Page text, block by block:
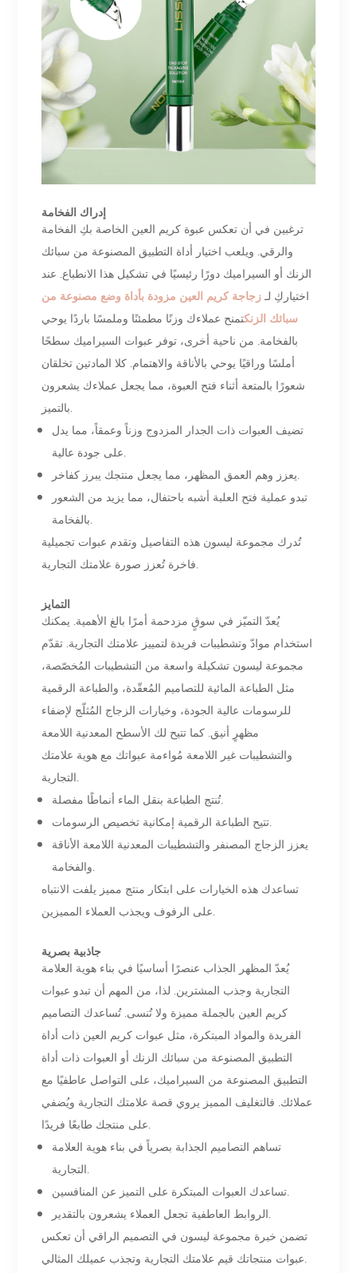
إدراك الفخامة
ترغبين في أن تعكس عبوة كريم العين الخاصة بكِ الفخامة
والرقي. ويلعب اختيار أداة التطبيق المصنوعة من سبائك
الزنك أو السيراميك دورًا رئيسيًا في تشكيل هذا الانطباع. عند
اختياركِ لـزجاجة كريم العين مزودة بأداة وضع مصنوعة من
سبائك الزنكتمنح عملاءك وزنًا مطمئنًا وملمسًا باردًا يوحي
بالفخامة. من ناحية أخرى، توفر عبوات السيراميك سطحًا
أملسًا وراقيًا يوحي بالأناقة والاهتمام. كلا المادتين تخلقان
شعورًا بالمتعة أثناء فتح العبوة، مما يجعل عملاءك يشعرون
بالتميز.
تضيف العبوات ذات الجدار المزدوج وزناً وعمقاً، مما يدل
على جودة عالية.
يعزز وهم العمق المظهر، مما يجعل منتجك يبرز كفاخر.
تبدو عملية فتح العلبة أشبه باحتفال، مما يزيد من الشعور
بالفخامة.
تُدرك مجموعة ليسون هذه التفاصيل وتقدم عبوات تجميلية
فاخرة تُعزز صورة علامتك التجارية.
التمايز
يُعدّ التميّز في سوقٍ مزدحمة أمرًا بالغ الأهمية. يمكنك
استخدام موادّ وتشطيبات فريدة لتمييز علامتك التجارية. تقدّم
مجموعة ليسون تشكيلة واسعة من التشطيبات المُخصّصة،
مثل الطباعة المائية للتصاميم المُعقّدة، والطباعة الرقمية
للرسومات عالية الجودة، وخيارات الزجاج المُثلّج لإضفاء
مظهرٍ أنيق. كما تتيح لك الأسطح المعدنية اللامعة
والتشطيبات غير اللامعة مُواءمة عبواتك مع هوية علامتك
التجارية.
تُنتج الطباعة بنقل الماء أنماطًا مفصلة.
تتيح الطباعة الرقمية إمكانية تخصيص الرسومات.
يعزز الزجاج المصنفر والتشطيبات المعدنية اللامعة الأناقة
والفخامة.
تساعدك هذه الخيارات على ابتكار منتج مميز يلفت الانتباه
على الرفوف ويجذب العملاء المميزين.
جاذبية بصرية
يُعدّ المظهر الجذاب عنصرًا أساسيًا في بناء هوية العلامة
التجارية وجذب المشترين. لذا، من المهم أن تبدو عبوات
كريم العين بالجملة مميزة ولا تُنسى. تُساعدك التصاميم
الفريدة والمواد المبتكرة، مثل عبوات كريم العين ذات أداة
التطبيق المصنوعة من سبائك الزنك أو العبوات ذات أداة
التطبيق المصنوعة من السيراميك، على التواصل عاطفيًا مع
عملائك. فالتغليف المميز يروي قصة علامتك التجارية ويُضفي
على منتجك طابعًا فريدًا.
تساهم التصاميم الجذابة بصرياً في بناء هوية العلامة
التجارية.
تساعدك العبوات المبتكرة على التميز عن المنافسين.
الروابط العاطفية تجعل العملاء يشعرون بالتقدير.
تضمن خبرة مجموعة ليسون في التصميم الراقي أن تعكس
عبوات منتجاتك قيم علامتك التجارية وتجذب عميلك المثالي.